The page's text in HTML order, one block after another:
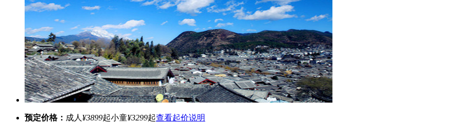
预定价格： 成人 ¥3899起小童¥3299起查看起价说明